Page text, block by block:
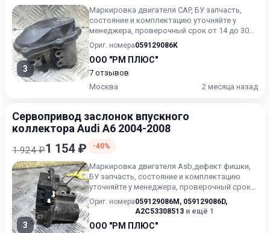
3
Маркировка двигателя CAP, БУ запчасть,
состояние и комплектацию уточняйте у
менеджера, проверочный срок от 14 до 30
дней.
Ориг. номера059129086K
ООО "РМ ПЛЮС"
7 отзывов
Москва
2 месяца назад
Сервопривод заслонок впускного
коллектора Audi A6 2004-2008
1 924 ₽1 154 ₽ -40%
3
Маркировка двигателя Asb,дефект фишки,
БУ запчасть, состояние и комплектацию
уточняйте у менеджера, проверочный срок
от 14 до 30 дней.
Ориг. номера059129086M , 059129086D,
A2C53308513 и ещё 1
ООО "РМ ПЛЮС"